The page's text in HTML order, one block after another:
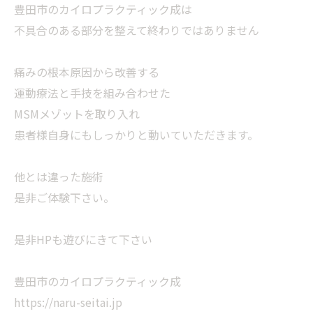
豊田市のカイロプラクティック成は
不具合のある部分を整えて終わりではありません
痛みの根本原因から改善する
運動療法と手技を組み合わせた
MSMメゾットを取り入れ
患者様自身にもしっかりと動いていただきます。
他とは違った施術
是非ご体験下さい。
是非HPも遊びにきて下さい
豊田市のカイロプラクティック成
https://naru-seitai.jp